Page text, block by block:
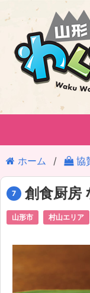
ホーム 協
7 創食厨房
山形市 村山エリア